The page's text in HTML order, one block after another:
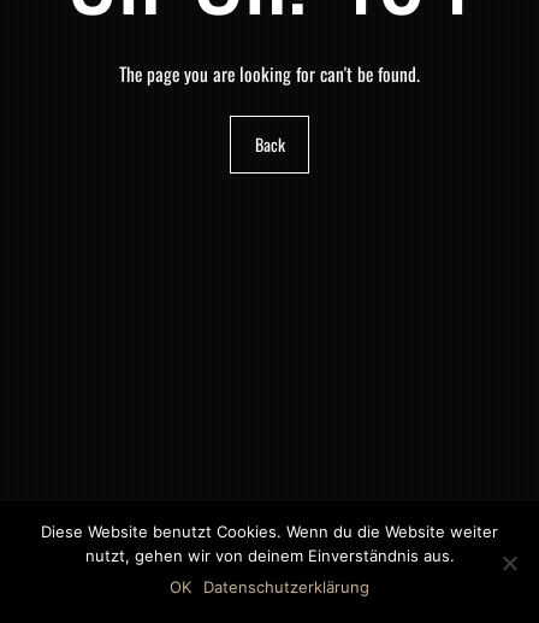
The page you are looking for can't be found.
Back
©2018 MWB – MOTORWAGEN BERNAU GMBH
Diese Website benutzt Cookies. Wenn du die Website weiter
nutzt, gehen wir von deinem Einverständnis aus.
OK
Datenschutzerklärung